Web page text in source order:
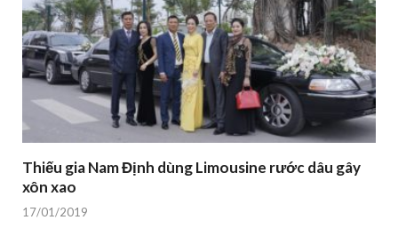
Thiếu gia Nam Định dùng Limousine rước dâu gây
xôn xao
17/01/2019